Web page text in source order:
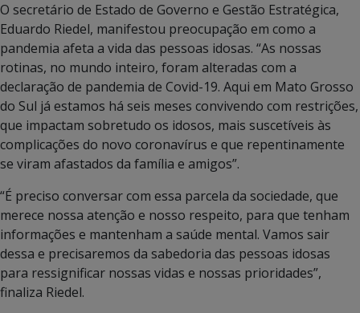
O secretário de Estado de Governo e Gestão Estratégica,
Eduardo Riedel, manifestou preocupação em como a
pandemia afeta a vida das pessoas idosas. “As nossas
rotinas, no mundo inteiro, foram alteradas com a
declaração de pandemia de Covid-19. Aqui em Mato Grosso
do Sul já estamos há seis meses convivendo com restrições,
que impactam sobretudo os idosos, mais suscetíveis às
complicações do novo coronavírus e que repentinamente
se viram afastados da família e amigos”.
“É preciso conversar com essa parcela da sociedade, que
merece nossa atenção e nosso respeito, para que tenham
informações e mantenham a saúde mental. Vamos sair
dessa e precisaremos da sabedoria das pessoas idosas
para ressignificar nossas vidas e nossas prioridades”,
finaliza Riedel.